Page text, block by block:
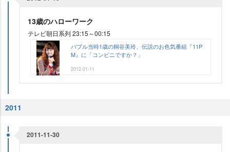
13歳のハローワーク
テレビ朝日系列 23:15～00:15
バブル当時1歳の桐谷美玲、伝説のお色気番組『11P
M』に「コンビニですか？」
2012-01-11
2011
2011-11-30